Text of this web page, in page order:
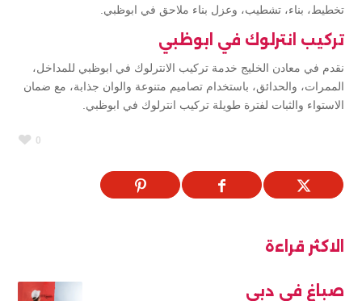
تخطيط، بناء، تشطيب، وعزل بناء ملاحق في ابوظبي.
تركيب انترلوك في ابوظبي
نقدم في معادن الخليج خدمة تركيب الانترلوك في ابوظبي للمداخل،
الممرات، والحدائق، باستخدام تصاميم متنوعة والوان جذابة، مع ضمان
الاستواء والثبات لفترة طويلة تركيب انترلوك في ابوظبي.
0
الاكثر قراءة
صباغ في دبي